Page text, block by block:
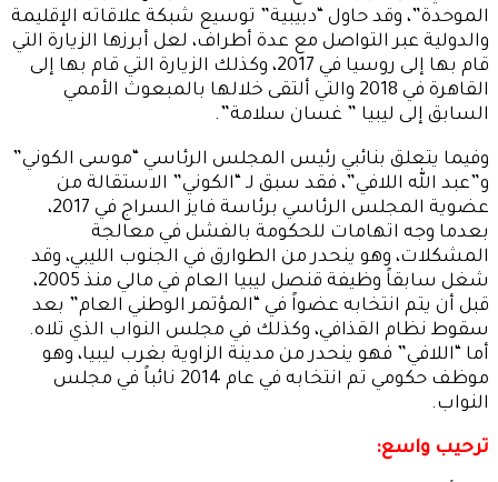
الموحدة”، وقد حاول “دبيبية” توسيع شبكة علاقاته الإقليمة
والدولية عبر التواصل مع عدة أطراف، لعل أبرزها الزيارة التي
قام بها إلى روسيا في 2017، وكذلك الزيارة التي قام بها إلى
القاهرة في 2018 والتي ألتقى خلالها بالمبعوث الأممي
السابق إلى ليبيا ” غسان سلامة”.
وفيما يتعلق بنائبي رئيس المجلس الرئاسي “موسى الكوني”
و”عبد الله اللافي”، فقد سبق لـ “الكوني” الاستقالة من
عضوية المجلس الرئاسي برئاسة فايز السراج في 2017،
بعدما وجه اتهامات للحكومة بالفشل في معالجة
المشكلات، وهو ينحدر من الطوارق في الجنوب الليبي، وقد
شغل سابقاً وظيفة قنصل ليبيا العام في مالي منذ 2005،
قبل أن يتم انتخابه عضواً في “المؤتمر الوطني العام” بعد
سقوط نظام القذافي، وكذلك في مجلس النواب الذي تلاه.
أما “اللافي” فهو ينحدر من مدينة الزاوية بغرب ليبيا، وهو
موظف حكومي تم انتخابه في عام 2014 نائباً في مجلس
النواب.
ترحيب واسع: